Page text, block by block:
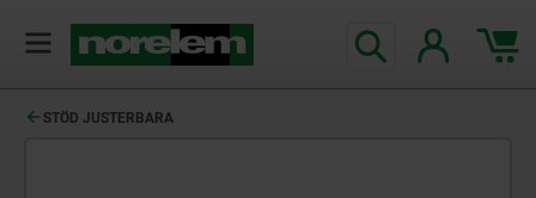
STÖD JUSTERBARA